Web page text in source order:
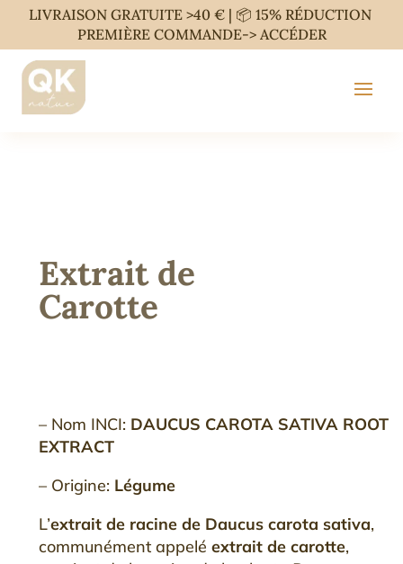
LIVRAISON GRATUITE >40 € | 📦 15% RÉDUCTION
PREMIÈRE COMMANDE-> ACCÉDER
Extrait de
Carotte
– Nom INCI: DAUCUS CAROTA SATIVA ROOT
EXTRACT
– Origine: Légume
L’extrait de racine de Daucus carota sativa,
communément appelé extrait de carotte,